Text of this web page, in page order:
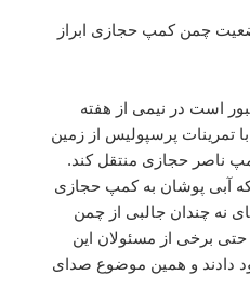
چمن کمپ حجازی ابراز
است در نیمی از هفته
تمرینات پرسپولیس از زمین
به کمپ ناصر حجازی منتقل کند.
که آبی پوشان به کمپ حجازی
نه چندان جالبی از چمن
برخی از مسئولان این
دادند و همین موضوع صدای